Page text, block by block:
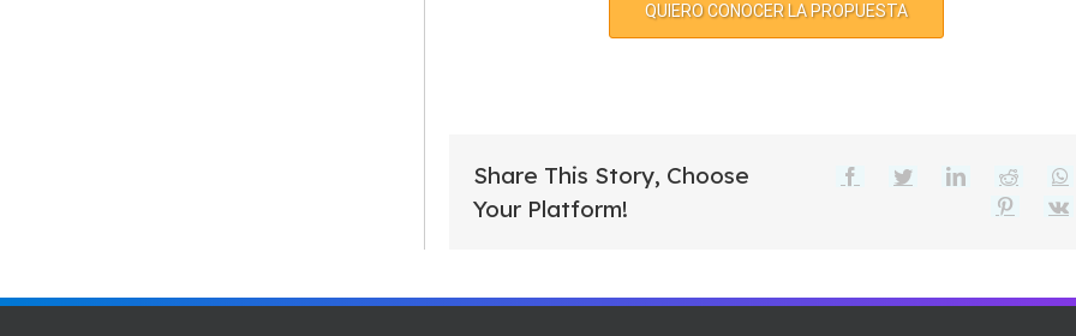
QUIERO CONOCER LA PROPUESTA
Share This Story, Choose
Your Platform!
FacebookTwitterLinkedInReddit